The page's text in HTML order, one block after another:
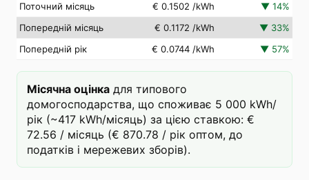
Поточний місяць
€ 0.1502 /kWh ▼ 14%
Попередній місяць
€ 0.1172 /kWh ▼ 33%
Попередній рік
€ 0.0744 /kWh ▼ 57%
Місячна оцінка для типового
домогосподарства, що споживає 5 000 kWh/
рік (~417 kWh/місяць) за цією ставкою: €
72.56 / місяць (€ 870.78 / рік оптом, до
податків і мережевих зборів).